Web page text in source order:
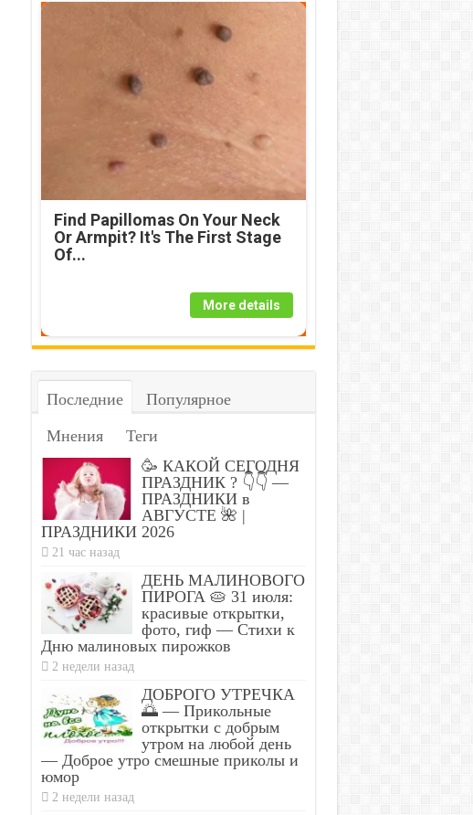
Find Papillomas On Your Neck
Or Armpit? It's The First Stage
Of...
More details
Последние
Популярное
Мнения
Теги
🥳 КАКОЙ СЕГОДНЯ
ПРАЗДНИК ? 👇👇 —
ПРАЗДНИКИ в
АВГУСТЕ 🌺 |
ПРАЗДНИКИ 2026
21 час назад
ДЕНЬ МАЛИНОВОГО
ПИРОГА 🥧 31 июля:
красивые открытки,
фото, гиф — Стихи к
Дню малиновых пирожков
2 недели назад
ДОБРОГО УТРЕЧКА
🌅 — Прикольные
открытки с добрым
утром на любой день
— Доброе утро смешные приколы и
юмор
2 недели назад